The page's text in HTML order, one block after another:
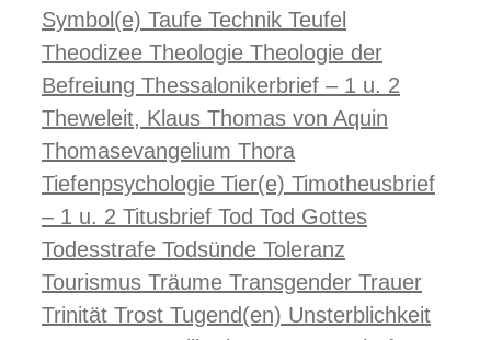
Symbol(e) Taufe Technik Teufel
Theodizee Theologie Theologie der
Befreiung Thessalonikerbrief – 1 u. 2
Theweleit, Klaus Thomas von Aquin
Thomasevangelium Thora
Tiefenpsychologie Tier(e) Timotheusbrief
– 1 u. 2 Titusbrief Tod Tod Gottes
Todesstrafe Todsünde Toleranz
Tourismus Träume Transgender Trauer
Trinität Trost Tugend(en) Unsterblichkeit